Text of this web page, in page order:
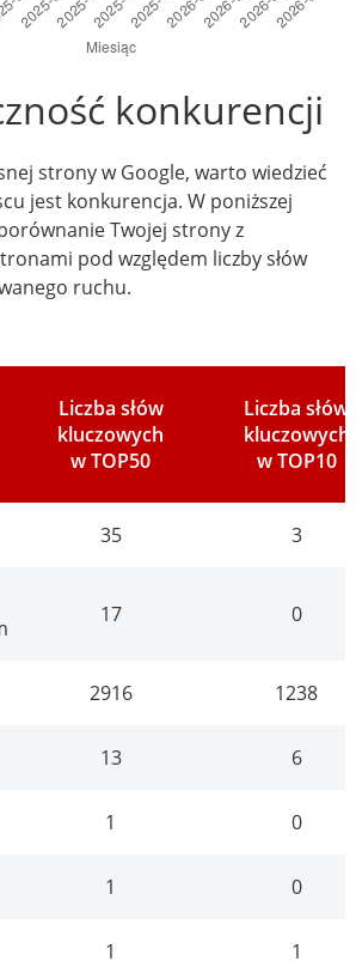
konkurencji
strony w Google, warto wiedzieć
jest konkurencja. W poniższej
Twojej strony z
pod względem liczby słów
ruchu.
Liczba słów
kluczowych
w TOP50
Liczba słów
kluczowych
w TOP10
35 3
17 0
2916 1238
13 6
1 0
1 0
1 1